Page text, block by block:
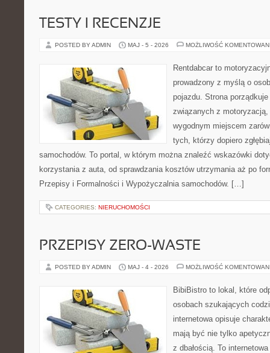
TESTY I RECENZJE
POSTED BY ADMIN MAJ - 5 - 2026 MOŻLIWOŚĆ
Rentdabcar to
prowadzony z myślą o
pojazdu. Strona
związanych z
wygodnym miejscem
tych, którzy dopiero
samochodów. To portal, w którym można znaleźć wskazówki
korzystania z auta, od sprawdzania kosztów utrzymania aż po
Przepisy i Formalności i Wypożyczalnia samochodów. […]
CATEGORIES: NIERUCHOMOŚCI
PRZEPISY ZERO-WASTE
POSTED BY ADMIN MAJ - 4 - 2026 MOŻLIWOŚĆ
BibiBistro to lokal, które
osobach szukających
internetowa opisuje
mają być nie tylko
z dbałością. To